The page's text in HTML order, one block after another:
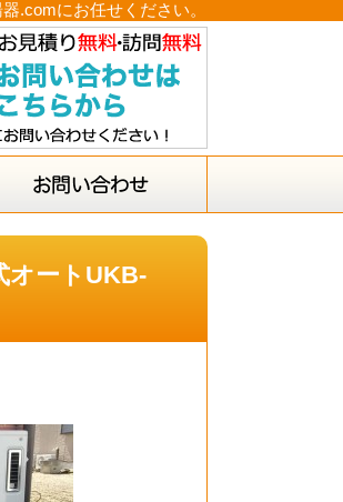
.comにお任せください。
オートUKB-